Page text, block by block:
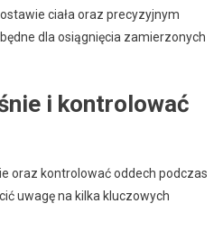
ciała oraz precyzyjnym
dla osiągnięcia zamierzonych
i kontrolować
oraz kontrolować oddech podczas
uwagę na kilka kluczowych